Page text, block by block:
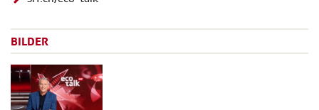
BILDER